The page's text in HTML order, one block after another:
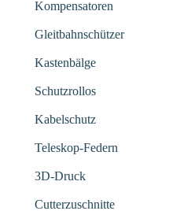
Kompensatoren
Gleitbahnschützer
Kastenbälge
Schutzrollos
Kabelschutz
Teleskop-Federn
3D-Druck
Cutterzuschnitte